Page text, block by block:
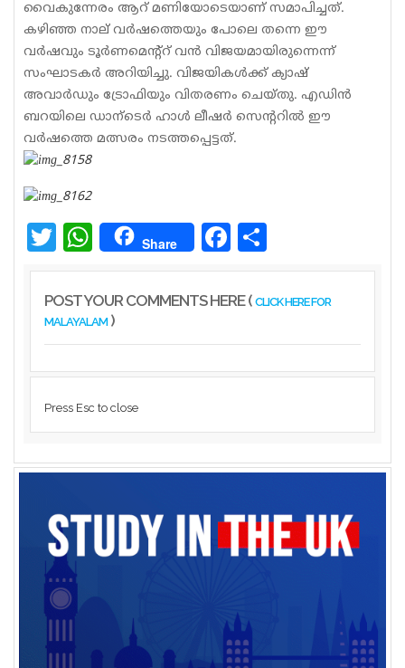
വൈകുന്നേരം ആറ് മണിയോടെയാണ് സമാപിച്ചത്.
കഴിഞ്ഞ നാല് വര്‍ഷത്തെയും പോലെ തന്നെ ഈ
വര്‍ഷവും ടൂര്‍ണമെന്റ്റ് വന്‍ വിജയമായിരുന്നെന്ന്
സംഘാടകര്‍ അറിയിച്ചു. വിജയികള്‍ക്ക് ക്യാഷ്
അവാര്‍ഡും ട്രോഫിയും വിതരണം ചെയ്തു. എഡിന്‍
ബറയിലെ ഡാന്ടെര്‍ ഹാള്‍ ലീഷര്‍ സെന്ററില്‍ ഈ
വര്‍ഷത്തെ മത്സരം നടത്തപ്പെട്ടത്.
Twitter WhatsAppShare Facebook
POST YOUR COMMENTS HERE ( CLICK HERE FOR
MALAYALAM)
Press Esc to close